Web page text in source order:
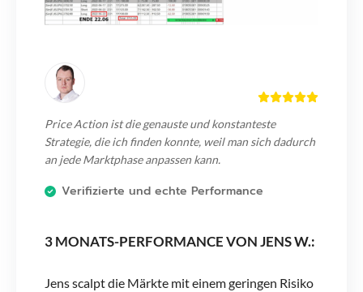
Price Action ist die genauste und konstanteste
Strategie, die ich finden konnte, weil man sich dadurch
an jede Marktphase anpassen kann.
Verifizierte und echte Performance
3 MONATS-PERFORMANCE VON JENS W.:
Jens scalpt die Märkte mit einem geringen Risiko